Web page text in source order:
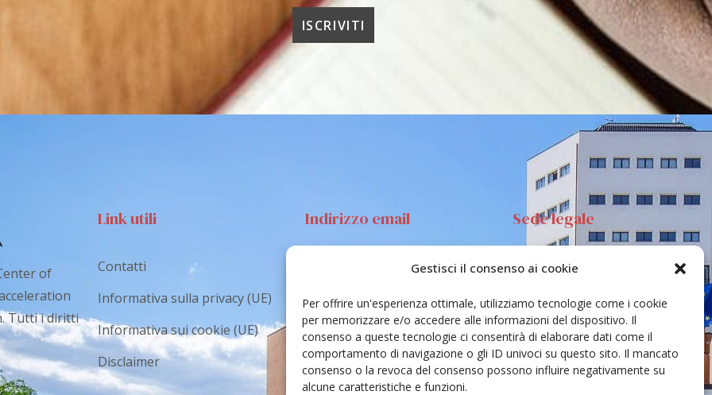
Gestisci il consenso ai cookie
Per offrire un'esperienza ottimale, utilizziamo tecnologie come i cookie
per memorizzare e/o accedere alle informazioni del dispositivo. Il
consenso a queste tecnologie ci consentirà di elaborare dati come il
comportamento di navigazione o gli ID univoci su questo sito. Il mancato
consenso o la revoca del consenso possono influire negativamente su
alcune caratteristiche e funzioni.
of
Tutti i diritti
Link utili
Contatti
Informativa sulla privacy (UE)
Informativa sui cookie (UE)
Disclaimer
Indirizzo email
Via Santa Sofia 89, 95123
cr.coehar@unict.it
Sede legale
Via S.Sofia, 78 – 95123